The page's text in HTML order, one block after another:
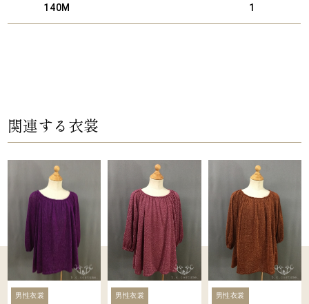
140M 1
関連する衣裳
男性衣裳 男性衣裳 男性衣裳